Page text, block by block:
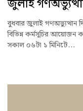
বুধবার জুলাই গণঅভ্যুত্থান
বিভিন্ন কর্মসূচির আয়োজন
সকাল ০৬টা ১ মিনিটে...